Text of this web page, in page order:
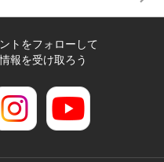
トをフォローして
報を受け取ろう